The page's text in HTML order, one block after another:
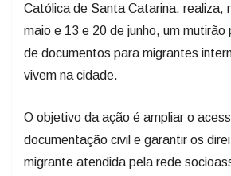
Católica de Santa Catarina, realiza,
maio e 13 e 20 de junho, um mutirão
de documentos para migrantes
vivem na cidade.
O objetivo da ação é ampliar o
documentação civil e garantir os
migrante atendida pela rede